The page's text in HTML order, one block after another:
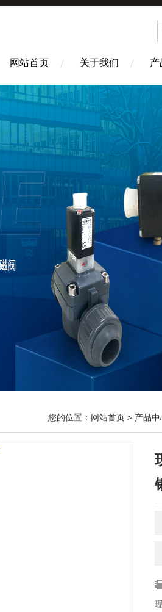
网站首页 关于我们 产
您的位置： 网站首页 > 产品中